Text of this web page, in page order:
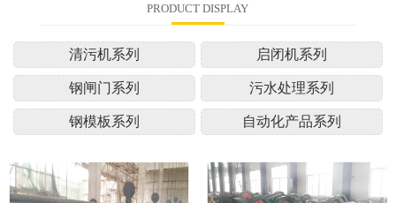
PRODUCT DISPLAY
清污机系列 启闭机系列
钢闸门系列 污水处理系列
钢模板系列 自动化产品系列